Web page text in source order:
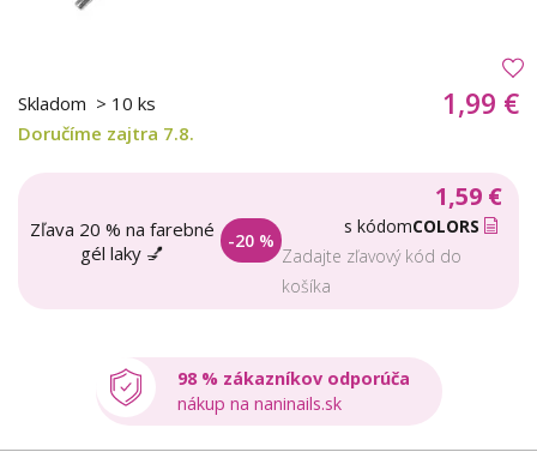
Skladom > 10 ks
Doručíme zajtra 7.8.
1,99 €
Zľava 20 % na farebné
gél laky 💅
-20 %
1,59 €
s kódomCOLORS
Zadajte zľavový kód do
košíka
98 % zákazníkov odporúča
nákup na naninails.sk